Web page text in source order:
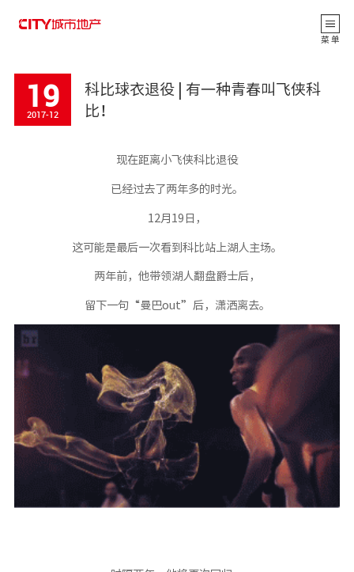
返 回
公司动态
菜 单
19
2017-12
科比球衣退役 | 有一种青春叫飞侠科
比！
现在距离小飞侠科比退役
已经过去了两年多的时光。
12月19日，
这可能是最后一次看到科比站上湖人主场。
两年前，他带领湖人翻盘爵士后，
留下一句“曼巴out”后，潇洒离去。